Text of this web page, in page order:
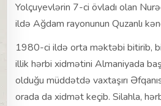
Yolçuyevlərin 7-ci övladı olan
ildə Ağdam rayonunun Quzanlı
1980-ci ildə orta məktəbi bitirib,
illik hərbi xidmətini Almaniyada
olduğu müddətdə vaxtaşırı
orada da xidmət keçib. Silahla,